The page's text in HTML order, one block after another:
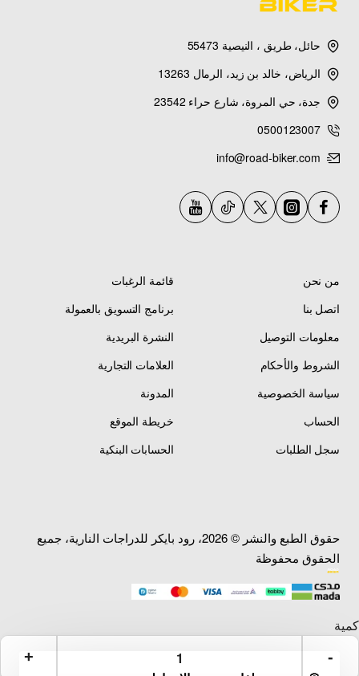
حائل، طريق ، النيصية 55473
الرياض، خالد بن زيد، الرمال 13263
جدة، حي المروة، شارع حراء 23542
0500123007
info@road-biker.com
من نحن
اتصل بنا
معلومات التوصيل
الشروط والأحكام
سياسة الخصوصية
الحساب
سجل الطلبات
قائمة الرغبات
برنامج التسويق بالعمولة
النشرة البريدية
العلامات التجارية
المدونة
خريطة الموقع
الحسابات البنكية
حقوق الطبع والنشر © 2026، رود بايكر للدراجات النارية، جميع
الحقوق محفوظة